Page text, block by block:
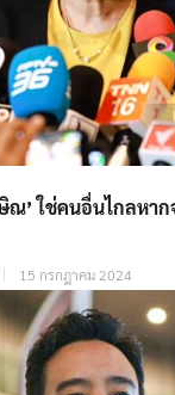
ณ’ ใช่คนอื่นไกลหา
15 กรกฎาคม 2024